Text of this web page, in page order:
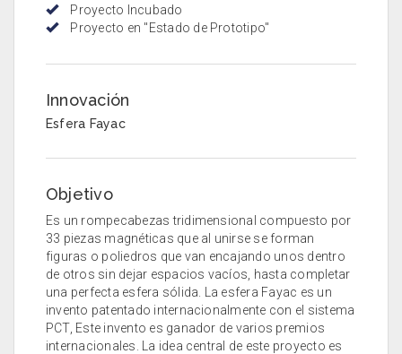
Proyecto Incubado
Proyecto en "Estado de Prototipo"
Innovación
Esfera Fayac
Objetivo
Es un rompecabezas tridimensional compuesto por
33 piezas magnéticas que al unirse se forman
figuras o poliedros que van encajando unos dentro
de otros sin dejar espacios vacíos, hasta completar
una perfecta esfera sólida. La esfera Fayac es un
invento patentado internacionalmente con el sistema
PCT, Este invento es ganador de varios premios
internacionales. La idea central de este proyecto es